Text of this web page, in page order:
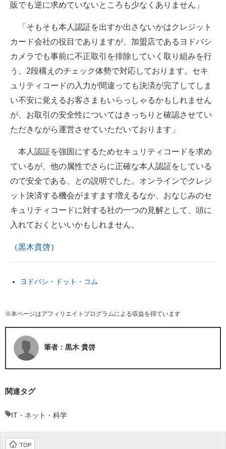
販でも逆に求めていないところも少なくありません」
「そもそも本人認証を出すか出さないかはクレジット
カード会社の役目でありますが、加盟店であるヨドバシ
カメラでも事前に不正取引を排除していく取り組みを行
う、2段構えのチェック体勢で対応しております。セキ
ュリティコードの入力が間違っても決済が完了してしま
い不安に覚えるお客さまもいらっしゃるかもしれません
が、お取引の安全性についてはきっちりと確認させてい
ただきながら運営させていただいております」
本人認証を強固にするためセキュリティコードを求め
ているが、他の属性でさらに正確な本人認証をしている
ので安全である、との説明でした。オンラインでクレジ
ット決済する機会がますます増えるなか、おなじみのセ
キュリティコードに対する社の一つの見解として、頭に
入れておくといいかもしれません。
（黒木貴啓）
ヨドバシ・ドット・コム
※本ページはアフィリエイトプログラムによる収益を得ています
筆者：黒木 貴啓
関連タグ
IT・ネット・科学
TOP